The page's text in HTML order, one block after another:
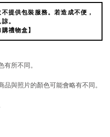
提供包裝服務。若造成不便，
。
禮物盒】
所不同。
與照片的顏色可能會略有不同。